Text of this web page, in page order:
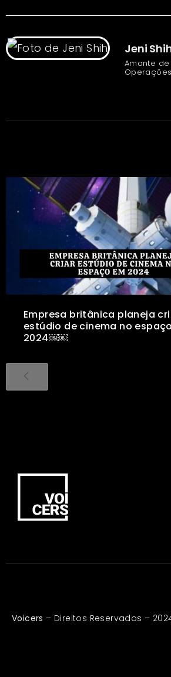
Jeni
Amante
Empresa britânica planeja
estúdio de cinema no
2024￼￼
Voicers – Direitos Reservados –